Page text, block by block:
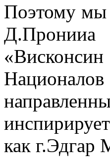
Поэтому мы
как г.Эдгар